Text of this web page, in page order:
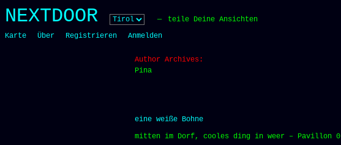
content
NEXTDOOR
teile Deine Ansichten
Karte
Über Registrieren Anmelden
Author Archives:
Pina
eine weiße Bohne
mitten im Dorf, cooles ding in weer – Pavillon 0